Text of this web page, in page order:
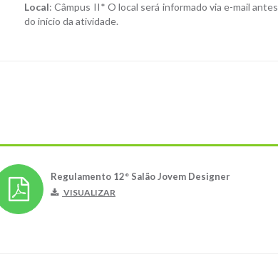
Local: Câmpus II* O local será informado via e-mail antes
do início da atividade.
Regulamento 12° Salão Jovem Designer
VISUALIZAR